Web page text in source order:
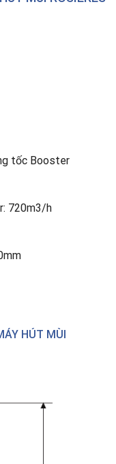
tốc Booster
720m3/h
HÚT MÙI